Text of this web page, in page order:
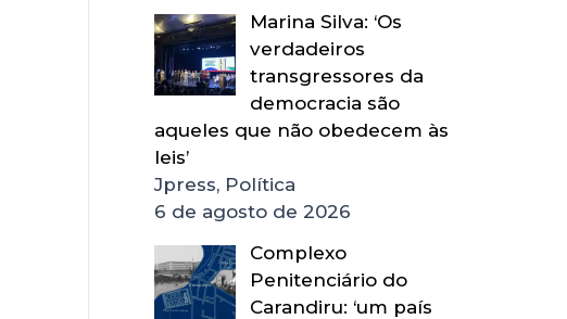
Marina Silva: ‘Os
verdadeiros
transgressores da
democracia são
aqueles que não obedecem às
leis’
Jpress, Política
6 de agosto de 2026
Complexo
Penitenciário do
Carandiru: ‘um país